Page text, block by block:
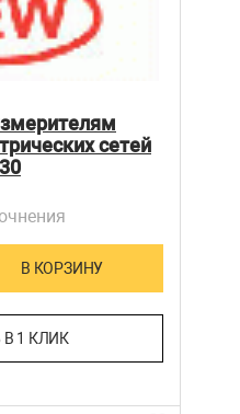
сетей
В КОРЗИНУ
В 1 КЛИК